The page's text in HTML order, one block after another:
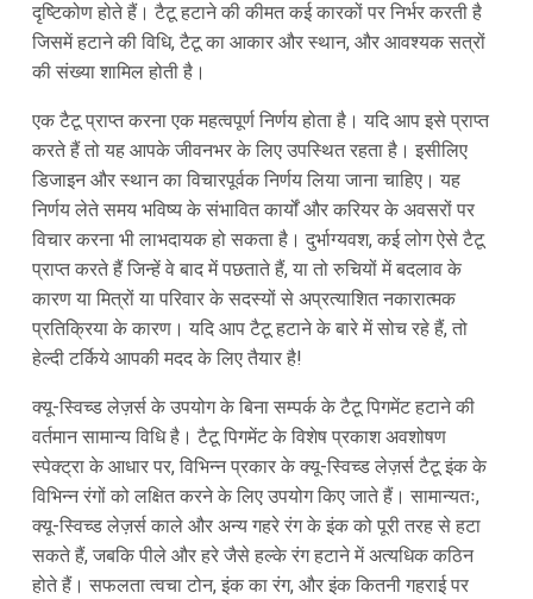
दृष्टिकोण होते हैं। टैटू हटाने की कीमत कई कारकों पर निर्भर करती है
जिसमें हटाने की विधि, टैटू का आकार और स्थान, और आवश्यक सत्रों
की संख्या शामिल होती है।
एक टैटू प्राप्त करना एक महत्वपूर्ण निर्णय होता है। यदि आप इसे प्राप्त
करते हैं तो यह आपके जीवनभर के लिए उपस्थित रहता है। इसीलिए
डिजाइन और स्थान का विचारपूर्वक निर्णय लिया जाना चाहिए। यह
निर्णय लेते समय भविष्य के संभावित कार्यों और करियर के अवसरों पर
विचार करना भी लाभदायक हो सकता है। दुर्भाग्यवश, कई लोग ऐसे टैटू
प्राप्त करते हैं जिन्हें वे बाद में पछताते हैं, या तो रुचियों में बदलाव के
कारण या मित्रों या परिवार के सदस्यों से अप्रत्याशित नकारात्मक
प्रतिक्रिया के कारण। यदि आप टैटू हटाने के बारे में सोच रहे हैं, तो
हेल्दी टर्किये आपकी मदद के लिए तैयार है!
क्यू-स्विच्ड लेज़र्स के उपयोग के बिना सम्पर्क के टैटू पिगमेंट हटाने की
वर्तमान सामान्य विधि है। टैटू पिगमेंट के विशेष प्रकाश अवशोषण
स्पेक्ट्रा के आधार पर, विभिन्न प्रकार के क्यू-स्विच्ड लेज़र्स टैटू इंक के
विभिन्न रंगों को लक्षित करने के लिए उपयोग किए जाते हैं। सामान्यतः,
क्यू-स्विच्ड लेज़र्स काले और अन्य गहरे रंग के इंक को पूरी तरह से हटा
सकते हैं, जबकि पीले और हरे जैसे हल्के रंग हटाने में अत्यधिक कठिन
होते हैं। सफलता त्वचा टोन, इंक का रंग, और इंक कितनी गहराई पर